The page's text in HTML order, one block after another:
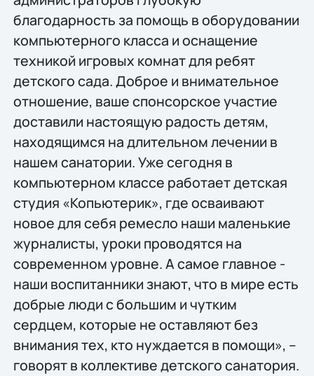
благодарность за помощь в оборудовании
компьютерного класса и оснащение
техникой игровых комнат для ребят
детского сада. Доброе и внимательное
отношение, ваше спонсорское участие
доставили настоящую радость детям,
находящимся на длительном лечении в
нашем санатории. Уже сегодня в
компьютерном классе работает детская
студия «Копьютерик», где осваивают
новое для себя ремесло наши маленькие
журналисты, уроки проводятся на
современном уровне. А самое главное -
наши воспитанники знают, что в мире есть
добрые люди с большим и чутким
сердцем, которые не оставляют без
внимания тех, кто нуждается в помощи», –
говорят в коллективе детского санатория.